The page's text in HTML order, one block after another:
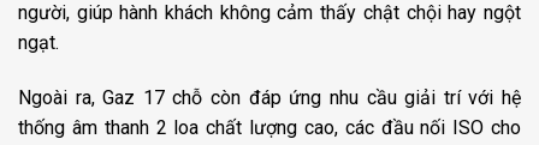
người, giúp hành khách không cảm thấy chật chội hay ngột
ngạt.
Ngoài ra, Gaz 17 chỗ còn đáp ứng nhu cầu giải trí với hệ
thống âm thanh 2 loa chất lượng cao, các đầu nối ISO cho